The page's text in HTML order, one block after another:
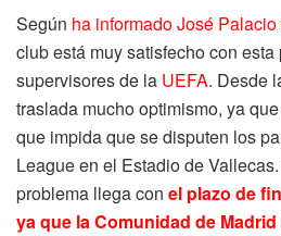
Según ha informado José
club está muy satisfecho con
supervisores de la UEFA. Desde
traslada mucho optimismo, ya
que impida que se disputen los
League en el Estadio de
problema llega con el plazo de
ya que la Comunidad de Madrid